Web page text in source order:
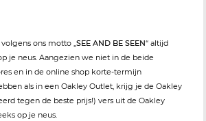
ons motto „SEE AND BE SEEN“ altijd
je neus. Aangezien we niet in de beide
en in de online shop korte-termijn
als in een Oakley Outlet, krijg je de Oakley
tegen de beste prijs!) vers uit de Oakley
op je neus.